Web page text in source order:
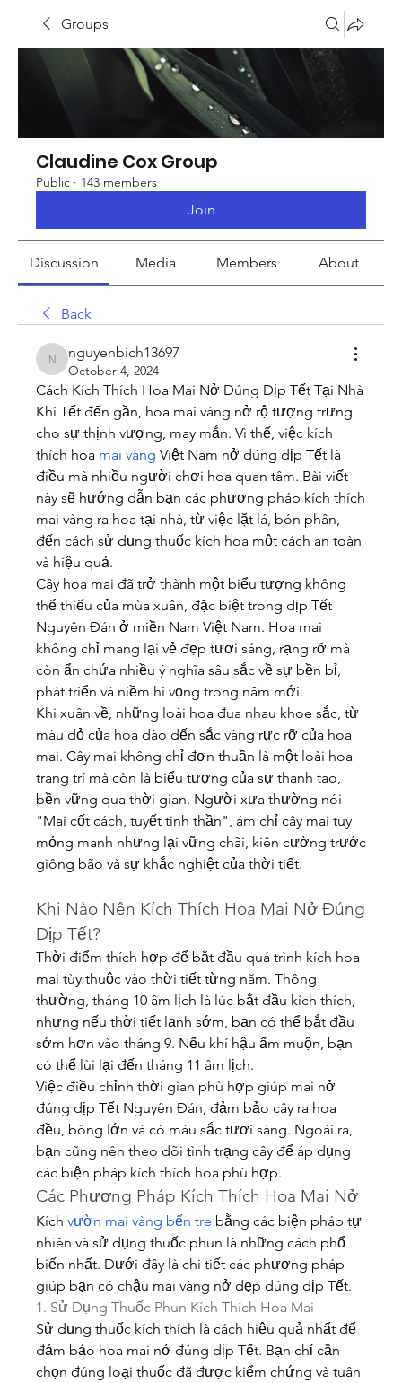
Groups
Claudine Cox Group
Public · 143 members
Join
Discussion Media Members About
Back
nguyenbich13697
nguyenbich13697
October 4, 2024
Cách Kích Thích Hoa Mai Nở Đúng Dịp Tết Tại Nhà
Khi Tết đến gần, hoa mai vàng nở rộ tượng trưng
cho sự thịnh vượng, may mắn. Vì thế, việc kích
thích hoa mai vàng Việt Nam nở đúng dịp Tết là
điều mà nhiều người chơi hoa quan tâm. Bài viết
này sẽ hướng dẫn bạn các phương pháp kích thích
mai vàng ra hoa tại nhà, từ việc lặt lá, bón phân,
đến cách sử dụng thuốc kích hoa một cách an toàn
và hiệu quả.
Cây hoa mai đã trở thành một biểu tượng không
thể thiếu của mùa xuân, đặc biệt trong dịp Tết
Nguyên Đán ở miền Nam Việt Nam. Hoa mai
không chỉ mang lại vẻ đẹp tươi sáng, rạng rỡ mà
còn ẩn chứa nhiều ý nghĩa sâu sắc về sự bền bỉ,
phát triển và niềm hi vọng trong năm mới.
Khi xuân về, những loài hoa đua nhau khoe sắc, từ
màu đỏ của hoa đào đến sắc vàng rực rỡ của hoa
mai. Cây mai không chỉ đơn thuần là một loài hoa
trang trí mà còn là biểu tượng của sự thanh tao,
bền vững qua thời gian. Người xưa thường nói
"Mai cốt cách, tuyết tinh thần", ám chỉ cây mai tuy
mỏng manh nhưng lại vững chãi, kiên cường trước
giông bão và sự khắc nghiệt của thời tiết.
Khi Nào Nên Kích Thích Hoa Mai Nở Đúng
Dịp Tết?
Thời điểm thích hợp để bắt đầu quá trình kích hoa
mai tùy thuộc vào thời tiết từng năm. Thông
thường, tháng 10 âm lịch là lúc bắt đầu kích thích,
nhưng nếu thời tiết lạnh sớm, bạn có thể bắt đầu
sớm hơn vào tháng 9. Nếu khí hậu ấm muộn, bạn
có thể lùi lại đến tháng 11 âm lịch.
Việc điều chỉnh thời gian phù hợp giúp mai nở
đúng dịp Tết Nguyên Đán, đảm bảo cây ra hoa
đều, bông lớn và có màu sắc tươi sáng. Ngoài ra,
bạn cũng nên theo dõi tình trạng cây để áp dụng
các biện pháp kích thích hoa phù hợp.
Các Phương Pháp Kích Thích Hoa Mai Nở
Kích vườn mai vàng bến tre bằng các biện pháp tự
nhiên và sử dụng thuốc phun là những cách phổ
biến nhất. Dưới đây là chi tiết các phương pháp
giúp bạn có chậu mai vàng nở đẹp đúng dịp Tết.
1. Sử Dụng Thuốc Phun Kích Thích Hoa Mai
Sử dụng thuốc kích thích là cách hiệu quả nhất để
đảm bảo hoa mai nở đúng dịp Tết. Bạn chỉ cần
chọn đúng loại thuốc đã được kiểm chứng và tuân